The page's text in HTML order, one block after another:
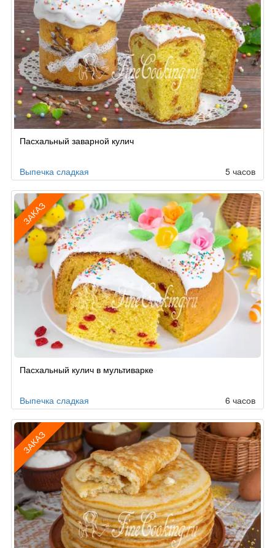
Пасхальный заварной кулич
Выпечка сладкая 5 часов
ЗАКАЗ
поПасхальный кулич в мультиварке
Выпечка сладкая 6 часов
ЗАКАЗ